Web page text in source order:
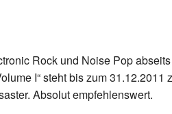
Rock und Noise Pop
I“ steht bis zum 31.12.2011
Absolut empfehlenswert.